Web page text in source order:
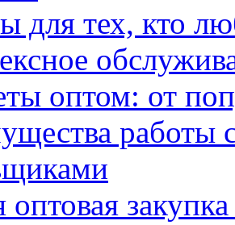
для тех, кто
оптом: от
работы
оптовая